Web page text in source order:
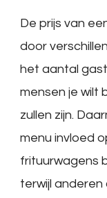
De prijs van
door
het aantal
mensen je wilt
zullen zijn.
menu invloed
frituurwagens
terwijl